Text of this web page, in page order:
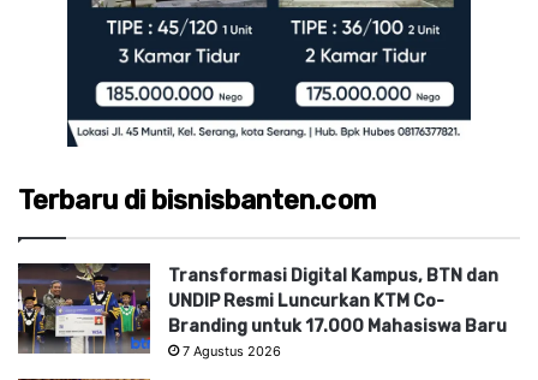
Terbaru di bisnisbanten.com
Transformasi Digital Kampus, BTN dan
UNDIP Resmi Luncurkan KTM Co-
Branding untuk 17.000 Mahasiswa Baru
7 Agustus 2026